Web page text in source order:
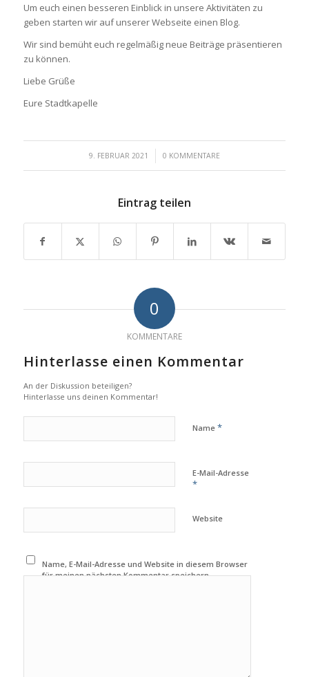
Um euch einen besseren Einblick in unsere Aktivitäten zu
geben starten wir auf unserer Webseite einen Blog.
Wir sind bemüht euch regelmäßig neue Beiträge präsentieren
zu können.
Liebe Grüße
Eure Stadtkapelle
9. FEBRUAR 2021
/ 0 KOMMENTARE
Eintrag teilen
0
KOMMENTARE
Hinterlasse einen Kommentar
An der Diskussion beteiligen?
Hinterlasse uns deinen Kommentar!
Name *
E-Mail-Adresse
*
Website
Name, E-Mail-Adresse und Website in diesem Browser
für meinen nächsten Kommentar speichern.